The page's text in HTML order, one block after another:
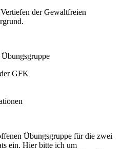
der Gewaltfreien
GFK
Übungsgruppe für die zwei
ein. Hier bitte ich um